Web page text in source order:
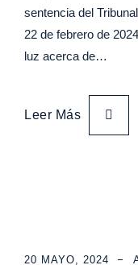
sentencia del
22 de febrero de
luz acerca de…
Leer Más
20 MAYO, 2024